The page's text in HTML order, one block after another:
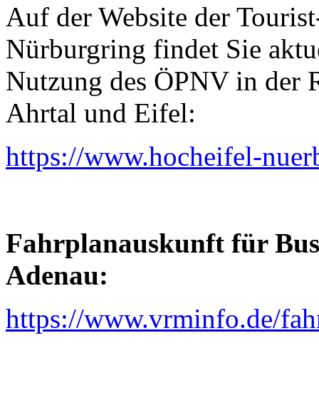
Auf der Website der
Nürburgring findet Sie
Nutzung des ÖPNV in der
Ahrtal und Eifel:
https://www.hocheifel-
Fahrplanauskunft für
Adenau:
https://www.vrminfo.de/